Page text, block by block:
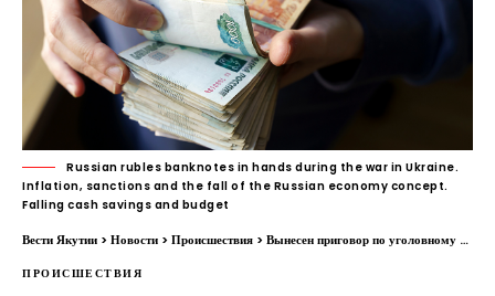
Russian rubles banknotes in hands during the war in Ukraine.
Inflation, sanctions and the fall of the Russian economy concept.
Falling cash savings and budget
Вести Якутии >Новости >Происшествия >Вынесен приговор по уголовному делу о покушении на дачу взятки в особо крупном размере
ПРОИСШЕСТВИЯ